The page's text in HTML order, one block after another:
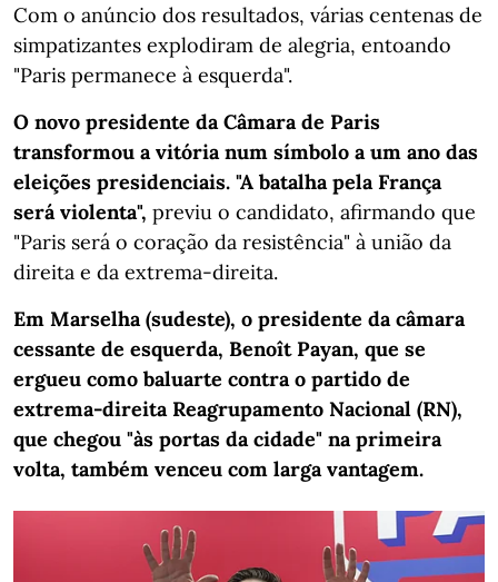
Com o anúncio dos resultados, várias centenas de
simpatizantes explodiram de alegria, entoando
"Paris permanece à esquerda".
O novo presidente da Câmara de Paris
transformou a vitória num símbolo a um ano das
eleições presidenciais. "A batalha pela França
será violenta", previu o candidato, afirmando que
"Paris será o coração da resistência" à união da
direita e da extrema-direita.
Em Marselha (sudeste), o presidente da câmara
cessante de esquerda, Benoît Payan, que se
ergueu como baluarte contra o partido de
extrema-direita Reagrupamento Nacional (RN),
que chegou "às portas da cidade" na primeira
volta, também venceu com larga vantagem.